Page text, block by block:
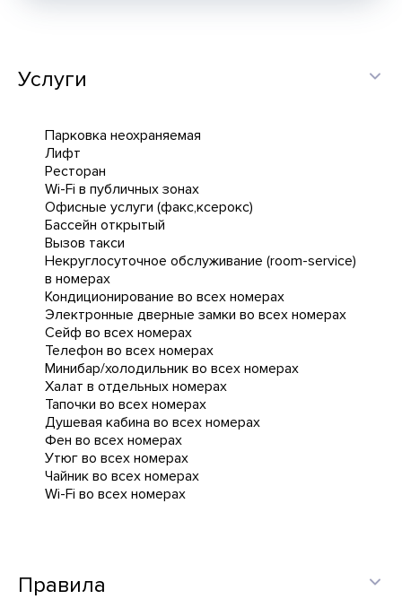
Услуги
Парковка неохраняемая
Лифт
Ресторан
Wi-Fi в публичных зонах
Офисные услуги (факс,ксерокс)
Бассейн открытый
Вызов такси
Некруглосуточное обслуживание (room-service)
в номерах
Кондиционирование во всех номерах
Электронные дверные замки во всех номерах
Сейф во всех номерах
Телефон во всех номерах
Минибар/холодильник во всех номерах
Халат в отдельных номерах
Тапочки во всех номерах
Душевая кабина во всех номерах
Фен во всех номерах
Утюг во всех номерах
Чайник во всех номерах
Wi-Fi во всех номерах
Правила